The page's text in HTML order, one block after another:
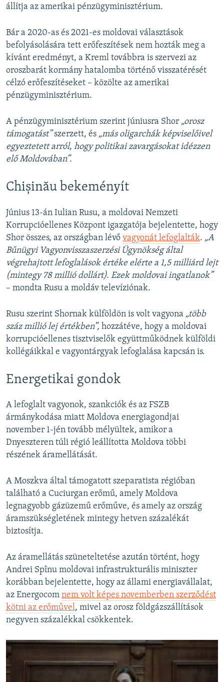
állítja az amerikai pénzügyminisztérium.
Bár a 2020-as és 2021-es moldovai választások
befolyásolására tett erőfeszítések nem hozták meg a
kívánt eredményt, a Kreml továbbra is szervezi az
oroszbarát kormány hatalomba történő visszatérését
célzó erőfeszítéseket – közölte az amerikai
pénzügyminisztérium.
A pénzügyminisztérium szerint júniusra Shor „orosz
támogatást”szerzett, és „más oligarchák képviselőivel
egyeztetett arról, hogy politikai zavargásokat idézzen
elő Moldovában”.
Chișinău bekeményít
Június 13-án Iulian Rusu, a moldovai Nemzeti
Korrupcióellenes Központ igazgatója bejelentette, hogy
Shor összes, az országban lévő vagyonát lefoglalták. „A
Bűnügyi Vagyonvisszaszerzési Ügynökség által
végrehajtott lefoglalások értéke elérte a 1,5 milliárd lejt
(mintegy 78 millió dollárt). Ezek moldovai ingatlanok”
– mondta Rusu a moldáv televíziónak.
Rusu szerint Shornak külföldön is volt vagyona „több
száz millió lej értékben”, hozzátéve, hogy a moldovai
korrupcióellenes tisztviselők együttműködnek külföldi
kollégáikkal e vagyontárgyak lefoglalása kapcsán is.
Energetikai gondok
A lefoglalt vagyonok, szankciók és az FSZB
ármánykodása miatt Moldova energiagondjai
november 1-jén tovább mélyültek, amikor a
Dnyeszteren túli régió leállította Moldova többi
részének áramellátását.
A Moszkva által támogatott szeparatista régióban
található a Cuciurgan erőmű, amely Moldova
legnagyobb gázüzemű erőműve, és amely az ország
áramszükségletének mintegy hetven százalékát
biztosítja.
Az áramellátás szüneteltetése azután történt, hogy
Andrei Spînu moldovai infrastrukturális miniszter
korábban bejelentette, hogy az állami energiavállalat,
az Energocom nem volt képes novemberben szerződést
kötni az erőművel, mivel az orosz földgázszállítások
negyven százalékkal csökkentek.